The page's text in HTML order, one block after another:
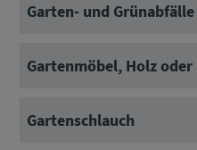
Garten- und Grünabfälle
Gartenmöbel, Holz
Gartenschlauch